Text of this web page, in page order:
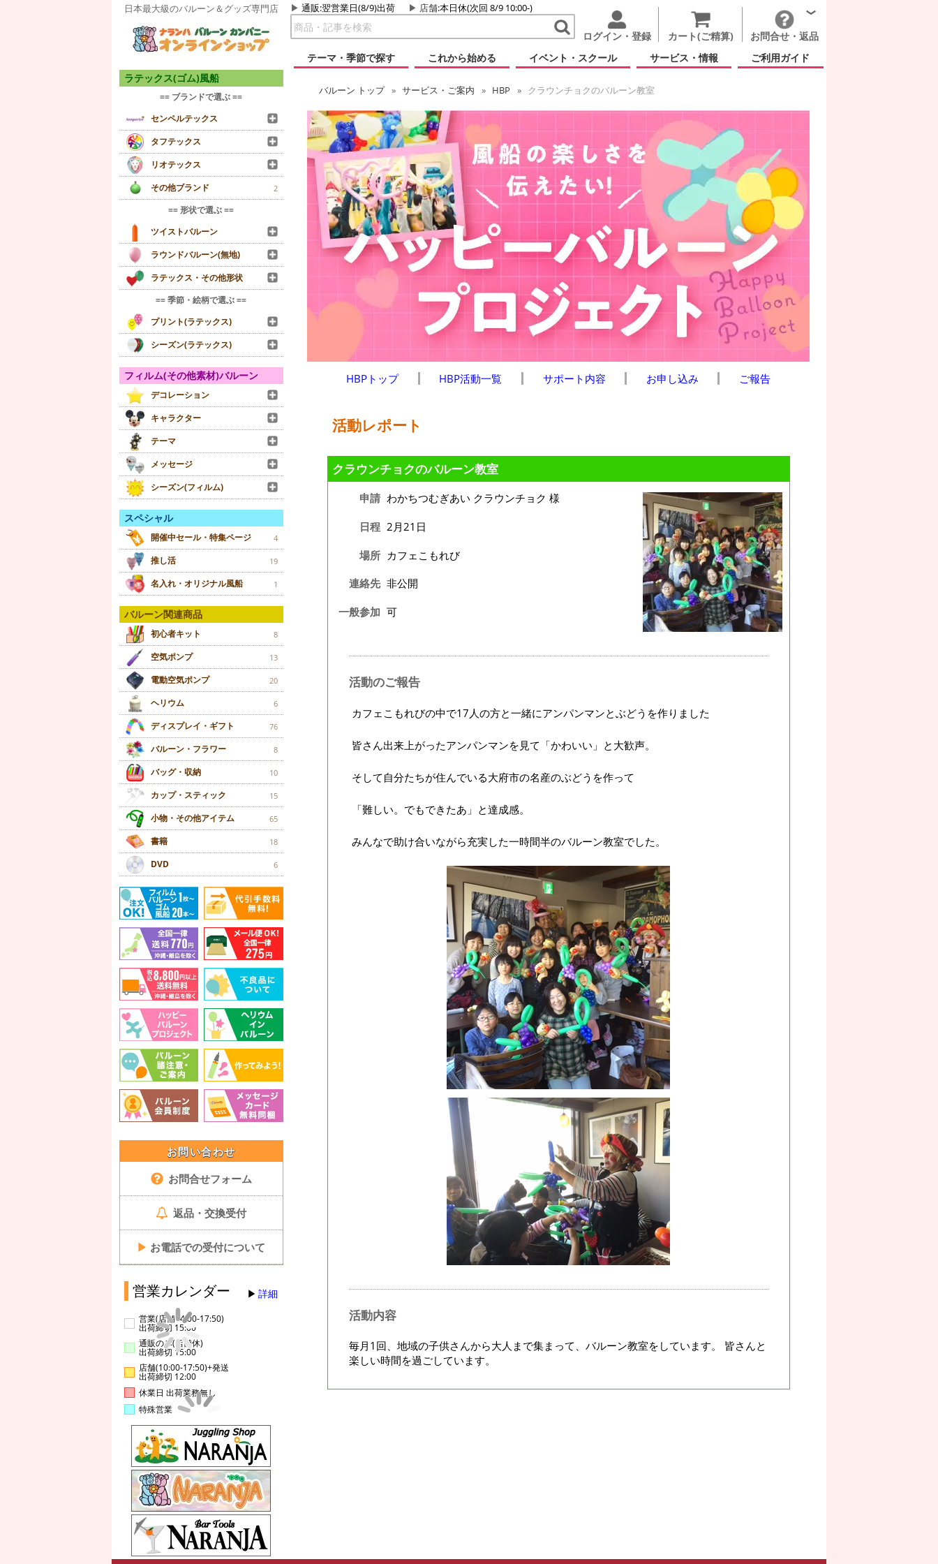
日本最大級のバルーン＆グッズ専門店 通販:翌営業日(8/9)出荷 店舗:本日休(次回 8/9 10:00-)
ログイン・登録 カート(ご精算)
お問合せ・返品
テーマ・季節で探す
これから始める イベント・スクール サービス・情報 ご利用ガイド
ラテックス(ゴム)風船
== ブランドで選ぶ ==
センペルテックス
タフテックス
リオテックス
その他ブランド
2
== 形状で選ぶ ==
ツイストバルーン
ラウンドバルーン(無地)
ラテックス・その他形状
== 季節・絵柄で選ぶ ==
プリント(ラテックス)
シーズン(ラテックス)
フィルム(その他素材)バルーン
デコレーション
キャラクター
テーマ
メッセージ
シーズン(フィルム)
スペシャル
開催中セール・特集ページ 4
推し活 19
名入れ・オリジナル風船 1
バルーン関連商品
初心者キット 8
空気ポンプ 13
電動空気ポンプ 20
ヘリウム 6
ディスプレイ・ギフト 76
バルーン・フラワー 8
バッグ・収納 10
カップ・スティック 15
小物・その他アイテム 65
書籍 18
DVD 6
お問い合わせ
お問合せフォーム
返品・交換受付
▶ お電話での受付について
営業カレンダー 詳細
営業(店舗14:00-17:50)
出荷締切 15:00
通販のみ(店舗休)
出荷締切 15:00
店舗(10:00-17:50)+発送
出荷締切 12:00
休業日 出荷業務無し
特殊営業
バルーン トップ サービス・ご案内 HBP クラウンチョクのバルーン教室
HBPトップ HBP活動一覧 サポート内容 お申し込み ご報告
活動レポート
クラウンチョクのバルーン教室
申請 わかちつむぎあい クラウンチョク 様
日程 2月21日
場所 カフェこもれび
連絡先 非公開
一般参加 可
活動のご報告
カフェこもれびの中で17人の方と一緒にアンパンマンとぶどうを作りました
皆さん出来上がったアンパンマンを見て「かわいい」と大歓声。
そして自分たちが住んでいる大府市の名産のぶどうを作って
「難しい。でもできたあ」と達成感。
みんなで助け合いながら充実した一時間半のバルーン教室でした。
活動内容
毎月1回、地域の子供さんから大人まで集まって、バルーン教室をしています。 皆さんと
楽しい時間を過ごしています。